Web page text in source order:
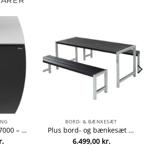
Allux postkasse – 7000 – Sort/stål fra Allux 5701701474736
BORD- & BÆNKESÆT
Plus bord- og bænkesæt – Alma – Sort fra Plus 5703393717887
6.499,00 kr.